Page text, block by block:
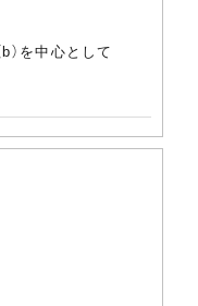
）を中心として